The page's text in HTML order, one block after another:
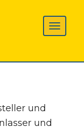
und
und